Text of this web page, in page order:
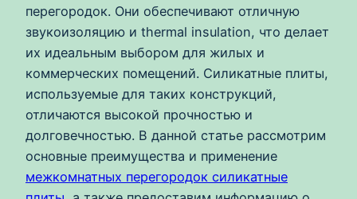
перегородок. Они обеспечивают отличную
звукоизоляцию и thermal insulation, что делает
их идеальным выбором для жилых и
коммерческих помещений. Силикатные плиты,
используемые для таких конструкций,
отличаются высокой прочностью и
долговечностью. В данной статье рассмотрим
основные преимущества и применение
межкомнатных перегородок силикатные